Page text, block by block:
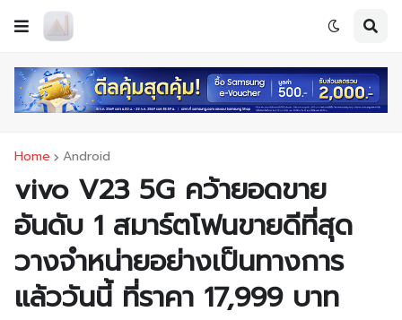
Home Android
vivo V23 5G คว้ายอดขาย
อันดับ 1 สมาร์ตโฟนขายดีที่สุด
วางจำหน่ายอย่างเป็นทางการ
แล้ววันนี้ ที่ราคา 17,999 บาท